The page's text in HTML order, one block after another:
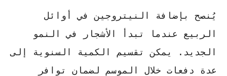
يُنصح بإضافة النيتروجين في أوائل
الربيع عندما تبدأ الأشجار في النمو
الجديد. يمكن تقسيم الكمية السنوية إلى
عدة دفعات خلال الموسم لضمان توافر